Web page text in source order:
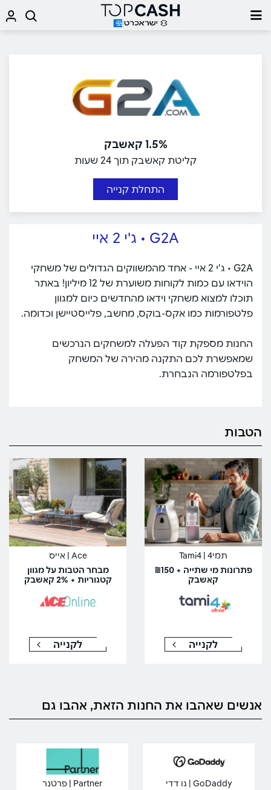
1.5% קאשבק
קליטת קאשבק תוך 24 שעות
התחלת קנייה
G2A • ג'י 2 איי
G2A • ג'י 2 איי - אחד מהמשווקים הגדולים של משחקי
הוידאו עם כמות לקוחות משוערת של 12 מיליון! באתר
תוכלו למצוא משחקי וידאו מהחדשים כיום למגוון
פלטפורמות כמו אקס-בוקס, מחשב, פלייסטיישן וכדומה.
החנות מספקת קוד הפעלה למשחקים הנרכשים
שמאפשרת לכם התקנה מהירה של המשחק
בפלטפורמה הנבחרת.
הטבות
תמי4 | Tami4
פתרונות מי שתייה + ₪150
קאשבק
לקנייה
Ace | אייס
מבחר הטבות על מגוון
קטגוריות + 2% קאשבק
לקנייה
אנשים שאהבו את החנות הזאת, אהבו גם
GoDaddy | גו דדי Partner | פרטנר